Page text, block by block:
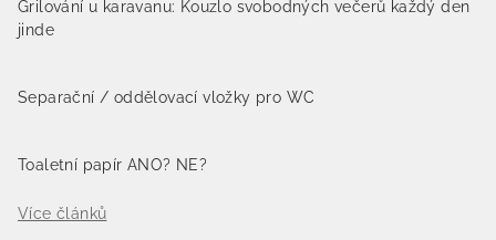
Grilování u karavanu: Kouzlo svobodných večerů každý den
jinde
Separační / oddělovací vložky pro WC
Toaletní papír ANO? NE?
Více článků